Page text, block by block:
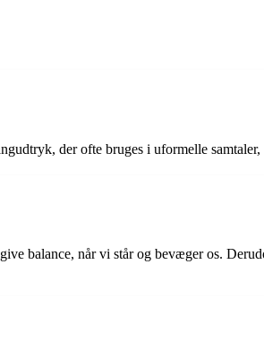
der ofte bruges i uformelle
balance, når vi står og bevæger os.